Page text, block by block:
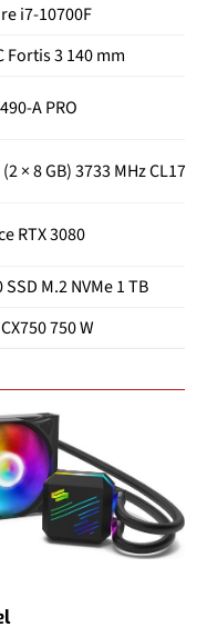
i7-10700F
Fortis 3 140 mm
A PRO
× 8 GB) 3733 MHz CL17
RTX 3080
M.2 NVMe 1 TB
750 W